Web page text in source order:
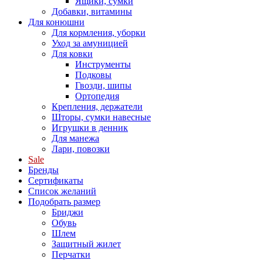
Добавки, витамины
Для конюшни
Для кормления, уборки
Уход за амуницией
Для ковки
Инструменты
Подковы
Гвозди, шипы
Ортопедия
Крепления, держатели
Шторы, сумки навесные
Игрушки в денник
Для манежа
Лари, повозки
Sale
Бренды
Сертификаты
Список желаний
Подобрать размер
Бриджи
Обувь
Шлем
Защитный жилет
Перчатки